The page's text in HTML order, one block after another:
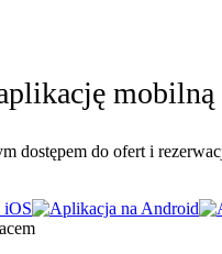
dostępem do ofert i